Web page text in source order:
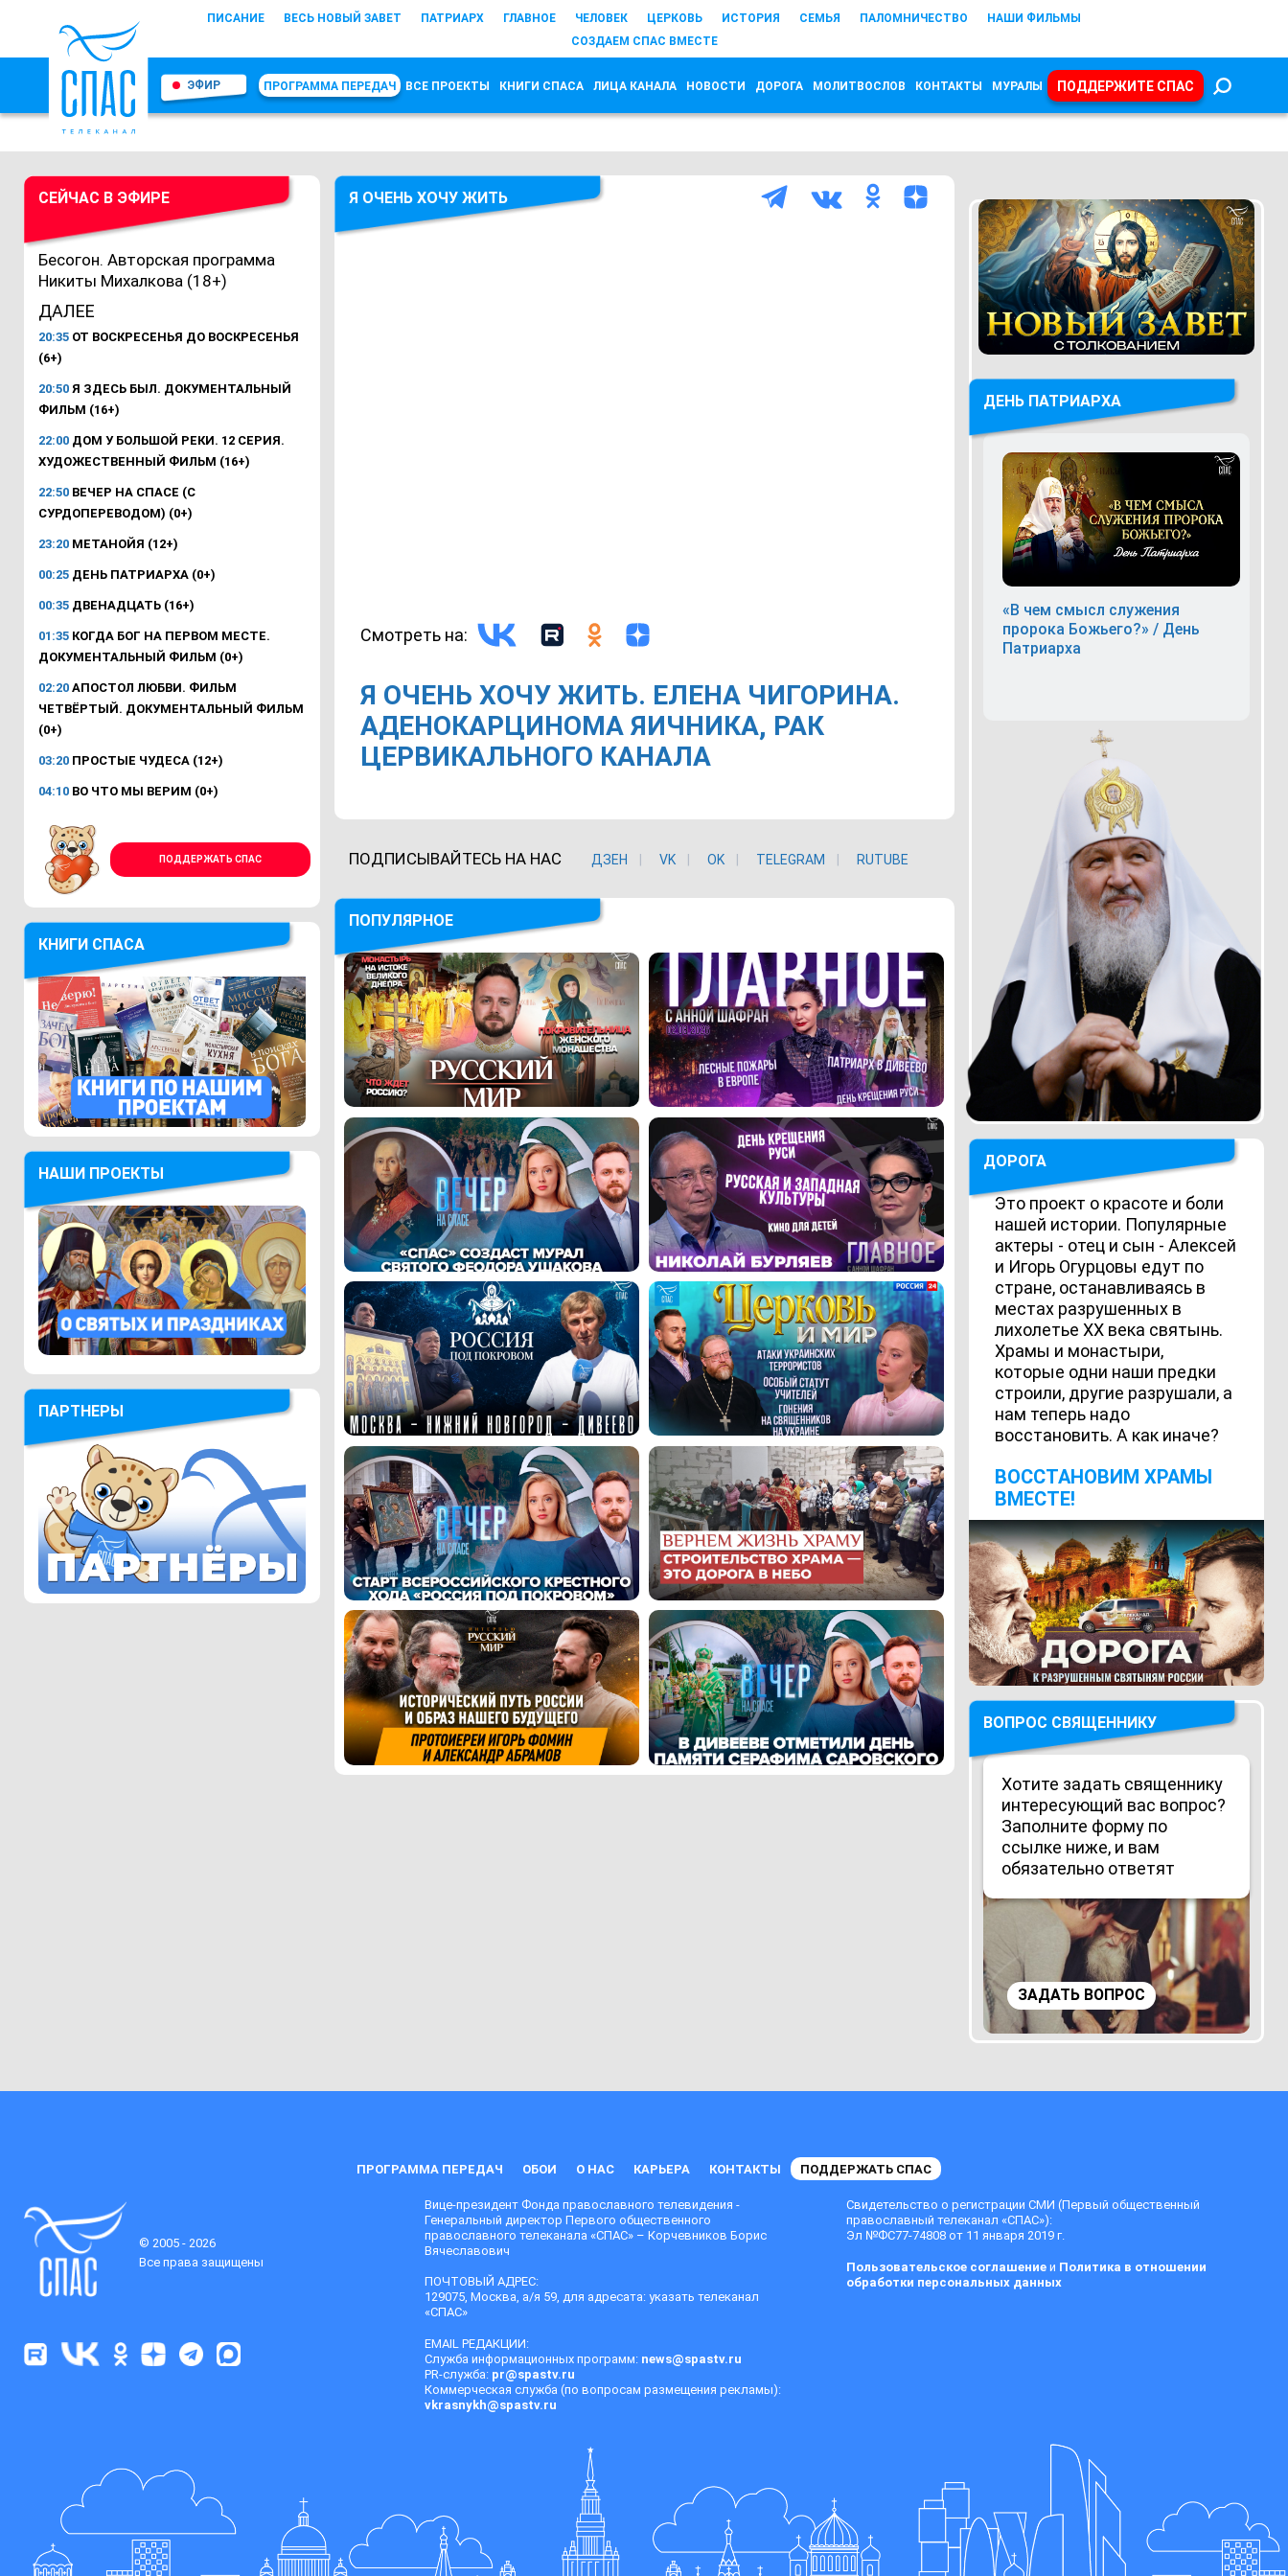
ПИСАНИЕ ВЕСЬ НОВЫЙ ЗАВЕТ ПАТРИАРХ ГЛАВНОЕ ЧЕЛОВЕК ЦЕРКОВЬ ИСТОРИЯ СЕМЬЯ ПАЛОМНИЧЕСТВО
НАШИ ФИЛЬМЫ
СОЗДАЕМ СПАС ВМЕСТЕ
ЭФИР ПРОГРАММА ПЕРЕДАЧ ВСЕ ПРОЕКТЫ КНИГИ СПАСА ЛИЦА КАНАЛА НОВОСТИ ДОРОГА МОЛИТВОСЛОВ КОНТАКТЫ МУРАЛЫ ПОДДЕРЖИТЕ СПАС
СЕЙЧАС В ЭФИРЕ
Бесогон. Авторская программа
Никиты Михалкова (18+)
ДАЛЕЕ
20:35 ОТ ВОСКРЕСЕНЬЯ ДО ВОСКРЕСЕНЬЯ
(6+)
20:50 Я ЗДЕСЬ БЫЛ. ДОКУМЕНТАЛЬНЫЙ
ФИЛЬМ (16+)
22:00 ДОМ У БОЛЬШОЙ РЕКИ. 12 СЕРИЯ.
ХУДОЖЕСТВЕННЫЙ ФИЛЬМ (16+)
22:50 ВЕЧЕР НА СПАСЕ (С
СУРДОПЕРЕВОДОМ) (0+)
23:20 МЕТАНОЙЯ (12+)
00:25 ДЕНЬ ПАТРИАРХА (0+)
00:35 ДВЕНАДЦАТЬ (16+)
01:35 КОГДА БОГ НА ПЕРВОМ МЕСТЕ.
ДОКУМЕНТАЛЬНЫЙ ФИЛЬМ (0+)
02:20 АПОСТОЛ ЛЮБВИ. ФИЛЬМ
ЧЕТВЁРТЫЙ. ДОКУМЕНТАЛЬНЫЙ ФИЛЬМ
(0+)
03:20 ПРОСТЫЕ ЧУДЕСА (12+)
04:10 ВО ЧТО МЫ ВЕРИМ (0+)
ПОДДЕРЖАТЬ СПАС
КНИГИ СПАСА
НАШИ ПРОЕКТЫ
ПАРТНЕРЫ
Я ОЧЕНЬ ХОЧУ ЖИТЬ
Смотреть на:
Я ОЧЕНЬ ХОЧУ ЖИТЬ. ЕЛЕНА ЧИГОРИНА.
АДЕНОКАРЦИНОМА ЯИЧНИКА, РАК
ЦЕРВИКАЛЬНОГО КАНАЛА
ПОДПИСЫВАЙТЕСЬ НА НАС ДЗЕН VK ОK TELEGRAM RUTUBE
ПОПУЛЯРНОЕ
ДЕНЬ ПАТРИАРХА
«В чем смысл служения
пророка Божьего?» / День
Патриарха
ДОРОГА
Это проект о красоте и боли
нашей истории. Популярные
актеры - отец и сын - Алексей
и Игорь Огурцовы едут по
стране, останавливаясь в
местах разрушенных в
лихолетье ХХ века святынь.
Храмы и монастыри,
которые одни наши предки
строили, другие разрушали, а
нам теперь надо
восстановить. А как иначе?
ВОCСТАНОВИМ ХРАМЫ
ВМЕСТЕ!
ВОПРОС СВЯЩЕННИКУ
Хотите задать священнику
интересующий вас вопрос?
Заполните форму по
ссылке ниже, и вам
обязательно ответят
ЗАДАТЬ ВОПРОС
ПРОГРАММА ПЕРЕДАЧ ОБОИ О НАС КАРЬЕРА КОНТАКТЫ ПОДДЕРЖАТЬ СПАС
© 2005 - 2026
Все права защищены
Вице-президент Фонда православного телевидения -
Генеральный директор Первого общественного
православного телеканала «СПАС» – Корчевников Борис
Вячеславович
ПОЧТОВЫЙ АДРЕС:
129075, Москва, а/я 59, для адресата: указать телеканал
«СПАС»
EMAIL РЕДАКЦИИ:
Служба информационных программ: news@spastv.ru
PR-служба: pr@spastv.ru
Коммерческая служба (по вопросам размещения рекламы):
vkrasnykh@spastv.ru
Свидетельство о регистрации СМИ (Первый общественный
православный телеканал «СПАС»):
Эл №ФС77-74808 от 11 января 2019 г.
Пользовательское соглашениеи Политика в отношении
обработки персональных данных